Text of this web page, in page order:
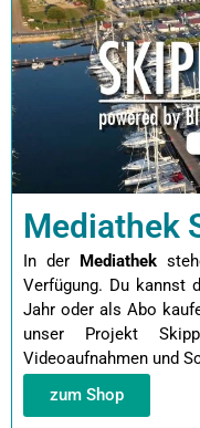
Mediathek
In der Mediathek
Verfügung. Du kannst
Jahr oder als Abo
unser Projekt
Videoaufnahmen und
zum Shop